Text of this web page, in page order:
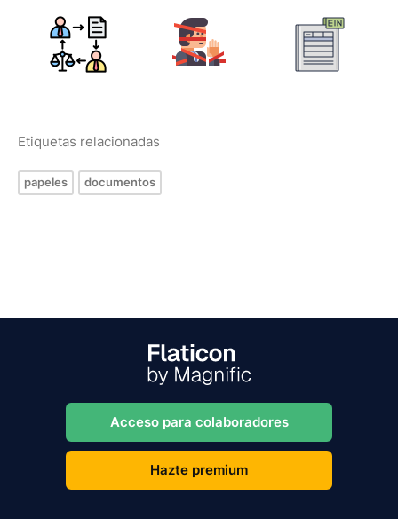
Etiquetas relacionadas
papeles documentos
Acceso para colaboradores
Hazte premium